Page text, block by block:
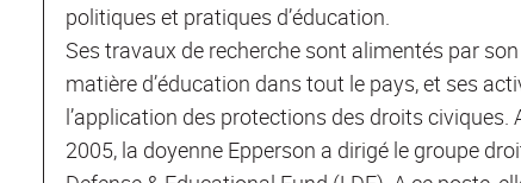
politiques et pratiques d’éducation.
Ses travaux de recherche sont alimentés par
matière d’éducation dans tout le pays, et ses
l’application des protections des droits
2005, la doyenne Epperson a dirigé le groupe